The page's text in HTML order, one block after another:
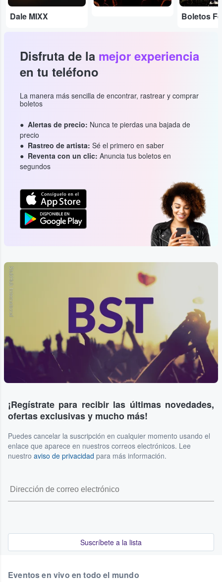
Dale MIXX
Disfruta de la mejor experiencia
en tu teléfono
La manera más sencilla de encontrar, rastrear y comprar
boletos
Alertas de precio: Nunca te pierdas una bajada de
precio
Rastreo de artista: Sé el primero en saber
Reventa con un clic: Anuncia tus boletos en
segundos
StubHub International
¡Regístrate para recibir las últimas novedades,
ofertas exclusivas y mucho más!
Puedes cancelar la suscripción en cualquier momento usando el
enlace que aparece en nuestros correos electrónicos. Lee
nuestro aviso de privacidad para más información.
Suscríbete a la lista
Eventos en vivo en todo el mundo